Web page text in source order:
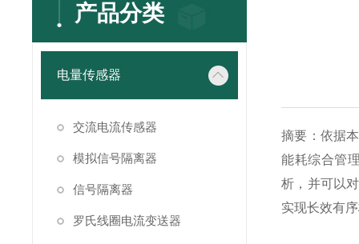
产品分类
电量传感器
交流电流传感器
模拟信号隔离器
信号隔离器
罗氏线圈电流变送器
摘要：依据
能耗综合管
析，并可以
实现长效有